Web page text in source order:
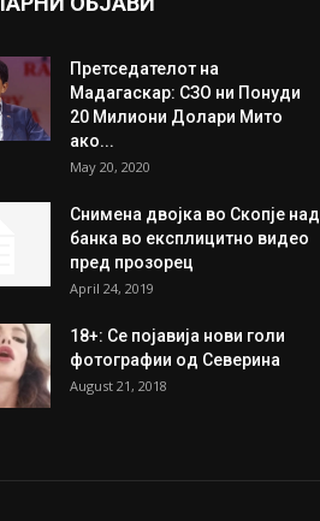
Претседателот на
Мадагаскар: СЗО ни Понуди
20 Милиони Долари Мито
ако...
May 20, 2020
Снимена двојка во Скопје над
банка во експлицитно видео
пред прозорец
April 24, 2019
18+: Се појавија нови голи
фотографии од Северина
August 21, 2018